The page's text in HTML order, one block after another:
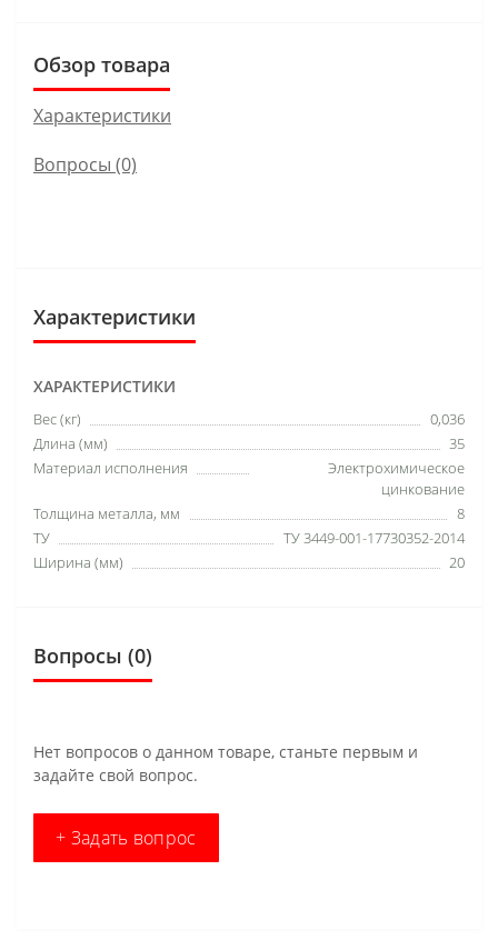
Обзор товара
Характеристики
Вопросы (0)
Характеристики
ХАРАКТЕРИСТИКИ
Вес (кг)
0,036
Длина (мм)
35
Материал исполнения
Электрохимическое
цинкование
Толщина металла, мм
8
ТУ
ТУ 3449-001-17730352-2014
Ширина (мм)
20
Вопросы (0)
Нет вопросов о данном товаре, станьте первым и
задайте свой вопрос.
+ Задать вопрос